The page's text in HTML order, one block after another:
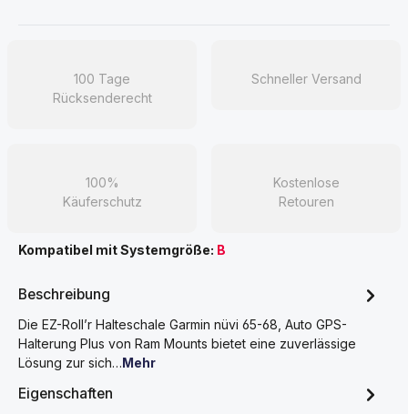
100 Tage
Rücksenderecht
Schneller Versand
100%
Käuferschutz
Kostenlose
Retouren
Kompatibel mit Systemgröße: B
Beschreibung
Die EZ-Roll’r Halteschale Garmin nüvi 65-68, Auto GPS-
Halterung Plus von Ram Mounts bietet eine zuverlässige
Lösung zur sich…Mehr
Eigenschaften